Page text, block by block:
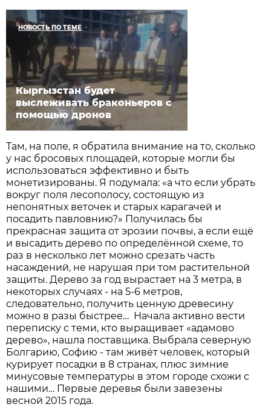
НОВОСТЬ ПО ТЕМЕ
Кыргызстан будет
выслеживать браконьеров с
помощью дронов
Там, на поле, я обратила внимание на то, сколько
у нас бросовых площадей, которые могли бы
использоваться эффективно и быть
монетизированы. Я подумала: «а что если убрать
вокруг поля лесополосу, состоящую из
непонятных веточек и старых карагачей и
посадить павловнию?» Получилась бы
прекрасная защита от эрозии почвы, а если ещё
и высадить дерево по определённой схеме, то
раз в несколько лет можно срезать часть
насаждений, не нарушая при том растительной
защиты. Дерево за год вырастает на 3 метра, в
некоторых случаях - на 5-6 метров,
следовательно, получить ценную древесину
можно в разы быстрее… Начала активно вести
переписку с теми, кто выращивает «адамово
дерево», нашла поставщика. Выбрала северную
Болгарию, Софию - там живёт человек, который
курирует посадки в 8 странах, плюс зимние
минусовые температуры в этом городе схожи с
нашими… Первые деревья были завезены
весной 2015 года.